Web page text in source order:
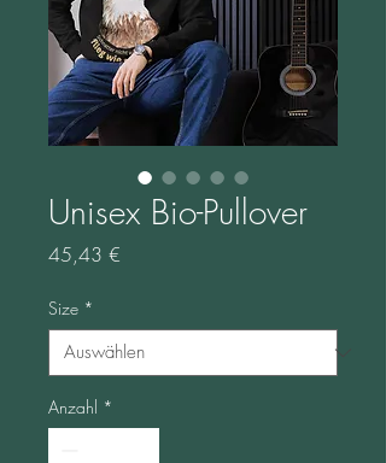
Unisex Bio-Pullover
45,43 €
Size *
Anzahl *